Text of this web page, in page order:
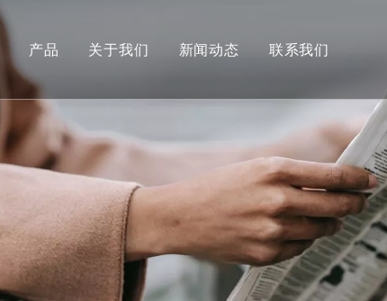
产品
二保焊实芯焊丝
药芯焊丝
电焊条
不锈钢焊丝
关于我们 新闻动态 联系我们